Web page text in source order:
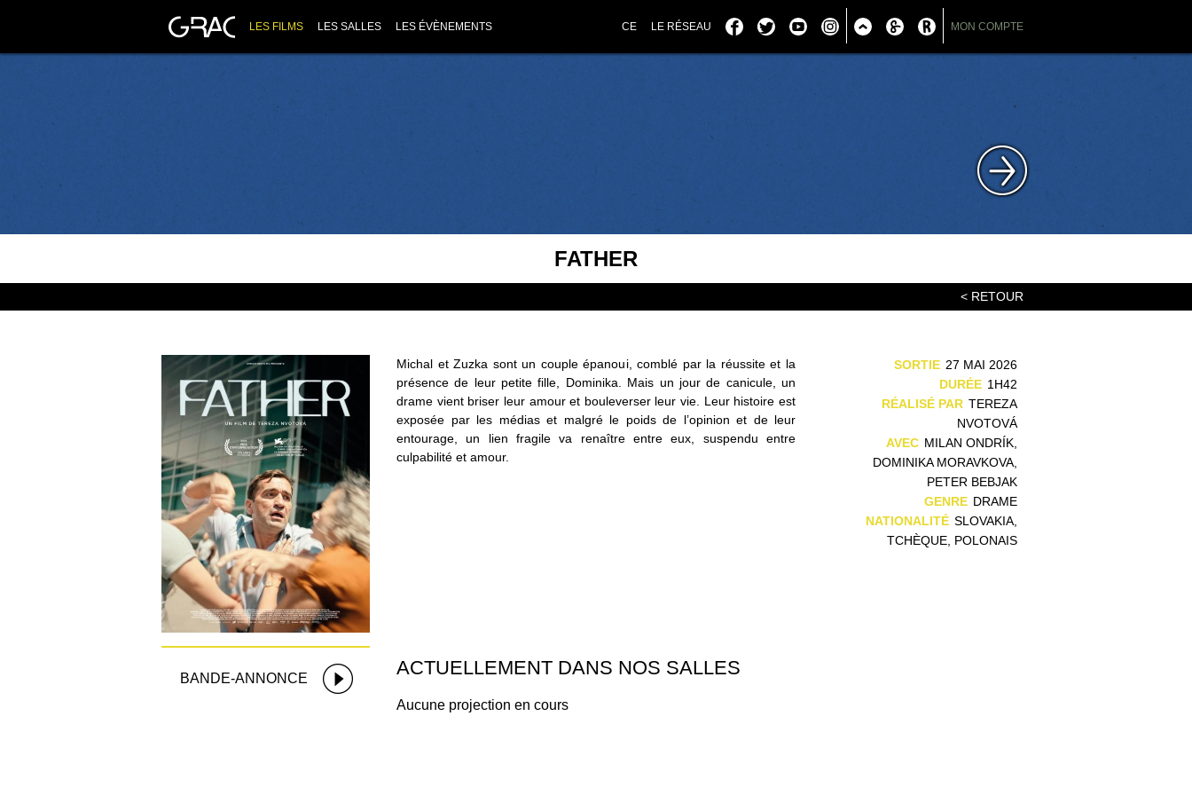
LES FILMS LES SALLES LES ÉVÈNEMENTS CE LE RÉSEAU MON COMPTE
FATHER
< RETOUR
BANDE-ANNONCE
Michal et Zuzka sont un couple épanoui, comblé par la réussite et la
présence de leur petite fille, Dominika. Mais un jour de canicule, un
drame vient briser leur amour et bouleverser leur vie. Leur histoire est
exposée par les médias et malgré le poids de l’opinion et de leur
entourage, un lien fragile va renaître entre eux, suspendu entre
culpabilité et amour.
SORTIE 27 MAI 2026
DURÉE 1H42
RÉALISÉ PAR TEREZA
NVOTOVÁ
AVEC MILAN ONDRÍK,
DOMINIKA MORAVKOVA,
PETER BEBJAK
GENRE DRAME
NATIONALITÉ SLOVAKIA,
TCHÈQUE, POLONAIS
ACTUELLEMENT DANS NOS SALLES
Aucune projection en cours